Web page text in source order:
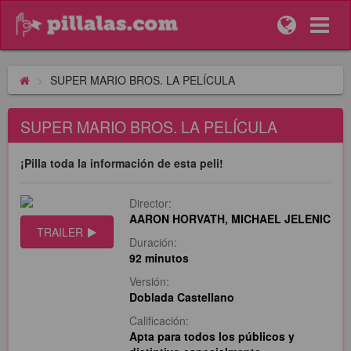
SUPER MARIO BROS. LA PELÍCULA
SUPER MARIO BROS. LA PELÍCULA
¡Pilla toda la información de esta peli!
TRAILER
Director:
AARON HORVATH, MICHAEL JELENIC
Duración:
92 minutos
Versión:
Doblada Castellano
Calificación:
Apta para todos los públicos y